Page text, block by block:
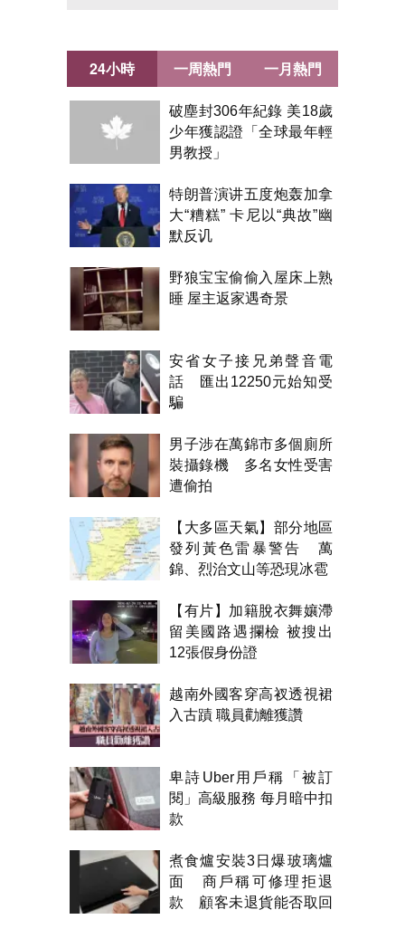
24小時
破塵封306年紀錄 美18歲
少年獲認證「全球最年輕
男教授」
特朗普演讲五度炮轰加拿
大“糟糕” 卡尼以“典故”幽
默反讥
野狼宝宝偷偷入屋床上熟
睡 屋主返家遇奇景
安省女子接兄弟聲音電
話 匯出12250元始知受
騙
男子涉在萬錦市多個廁所
裝攝錄機 多名女性受害
遭偷拍
【大多區天氣】部分地區
發列黃色雷暴警告 萬
錦、烈治文山等恐現冰雹
【有片】加籍脫衣舞孃滯
留美國路遇攔檢 被搜出
12張假身份證
越南外國客穿高衩透視裙
入古蹟 職員勸離獲讚
卑詩Uber用戶稱「被訂
閱」高級服務 每月暗中扣
款
煮食爐安裝3日爆玻璃爐
面 商戶稱可修理拒退
款 顧客未退貨能否取回
一周熱門 一月熱門